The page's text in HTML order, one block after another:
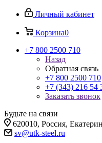
Личный кабинет
Корзина0
+7 800 2500 710
Назад
Обратная связь
+7 800 2500 710
+7 (343) 216 54
Заказать звонок
Будьте на связи
620010, Россия,
sv@utk-steel.ru